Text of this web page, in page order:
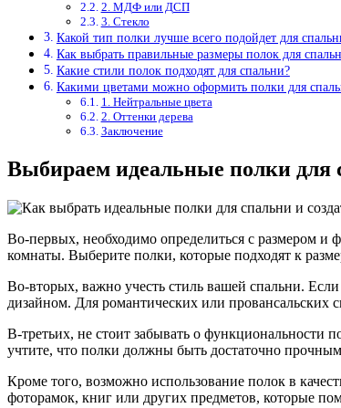
2. МДФ или ДСП
3. Стекло
Какой тип полки лучше всего подойдет для
Как выбрать правильные размеры полок для
Какие стили полок подходят для спальни?
Какими цветами можно оформить полки для
1. Нейтральные цвета
2. Оттенки дерева
Заключение
Выбираем идеальные полки для
Во-первых, необходимо определиться с размером и
комнаты. Выберите полки, которые подходят к
Во-вторых, важно учесть стиль вашей спальни.
дизайном. Для романтических или
В-третьих, не стоит забывать о
учтите, что полки должны быть достаточно
Кроме того, возможно использование полок в
фоторамок, книг или других предметов, которые